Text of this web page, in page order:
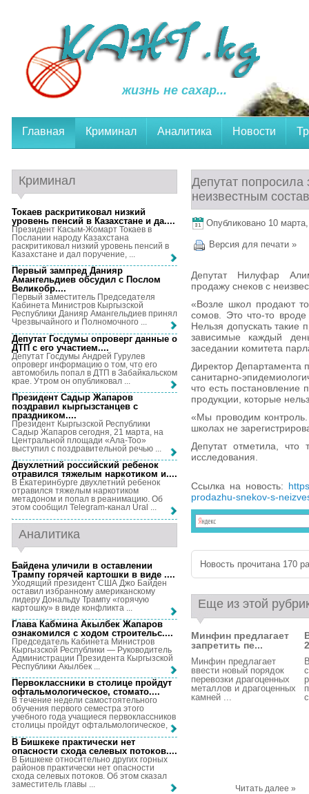
жизнь не сахар...
Главная Криминал Аналитика Новости
Депутат попросила
неизвестным
Опубликовано 10
Версия для печати »
Депутат Нилуфар
продажу снеков с
«Возле школ продают
сомов. Это что-то
Нельзя допускать такие
зависимые каждый
заседании комитета
Директор Департамента
санитарно-
что есть постановление
продукции, которые
«Мы проводим
школах не
Депутат отметила, что
исследования.
Ссылка на новость:
prodazhu-snekov-s-
Новость прочитана 170
Еще из этой
Минфин предлагает
запретить пе...
Минфин предлагает
ввести новый порядок
перевозки драгоценных
металлов и драгоценных
камней ...
Читать далее »
Криминал
Токаев раскритиковал низкий
уровень пенсий в Казахстане и да....
Президент Касым-Жомарт Токаев в
Послании народу Казахстана
раскритиковал низкий уровень пенсий в
Казахстане и дал поручение, ...
Первый зампред Данияр
Амангельдиев обсудил с Послом
Великобр....
Первый заместитель Председателя
Кабинета Министров Кыргызской
Республики Данияр Амангельдиев принял
Чрезвычайного и Полномочного ...
Депутат Госдумы опроверг данные о
ДТП с его участием....
Депутат Госдумы Андрей Гурулев
опроверг информацию о том, что его
автомобиль попал в ДТП в Забайкальском
крае. Утром он опубликовал ...
Президент Садыр Жапаров
поздравил кыргызстанцев с
праздником....
Президент Кыргызской Республики
Садыр Жапаров сегодня, 21 марта, на
Центральной площади «Ала-Тоо»
выступил с поздравительной речью ...
Двухлетний российский ребенок
отравился тяжелым наркотиком и....
В Екатеринбурге двухлетний ребенок
отравился тяжелым наркотиком
метадоном и попал в реанимацию. Об
этом сообщил Telegram-канал Ural ...
Аналитика
Байдена уличили в оставлении
Трампу горячей картошки в виде ....
Уходящий президент США Джо Байден
оставил избранному американскому
лидеру Дональду Трампу «горячую
картошку» в виде конфликта ...
Глава Кабмина Акылбек Жапаров
ознакомился с ходом строительс....
Председатель Кабинета Министров
Кыргызской Республики — Руководитель
Администрации Президента Кыргызской
Республики Акылбек ...
Первоклассники в столице пройдут
офтальмологическое, стомато....
В течение недели самостоятельного
обучения первого семестра этого
учебного года учащиеся первоклассников
столицы пройдут офтальмологическое, ...
В Бишкеке практически нет
опасности схода селевых потоков....
В Бишкеке относительно других горных
районов практически нет опасности
схода селевых потоков. Об этом сказал
заместитель главы ...